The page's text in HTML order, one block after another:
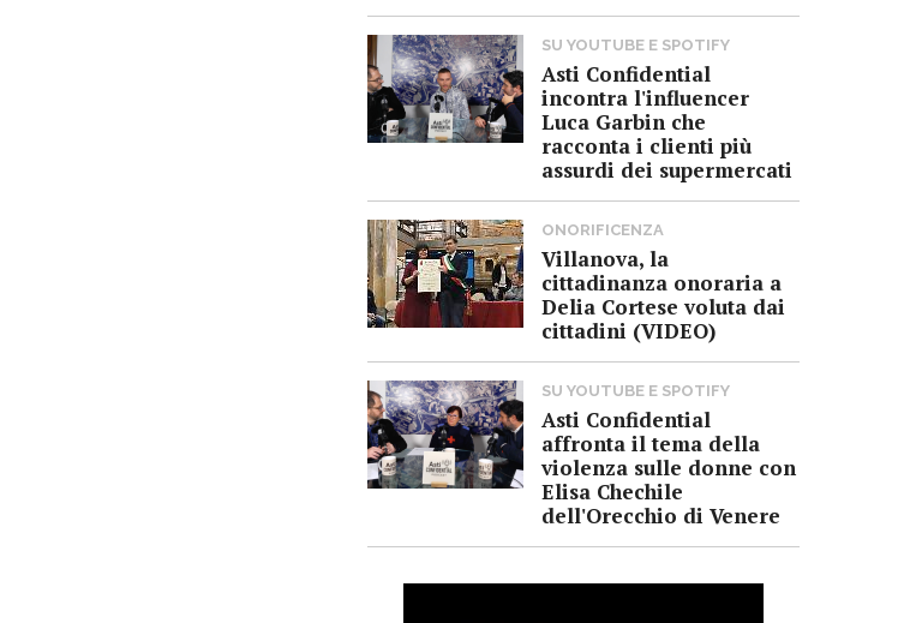
SU YOUTUBE E SPOTIFY
Asti Confidential
incontra l'influencer
Luca Garbin che
racconta i clienti più
assurdi dei supermercati
ONORIFICENZA
Villanova, la
cittadinanza onoraria a
Delia Cortese voluta dai
cittadini (VIDEO)
SU YOUTUBE E SPOTIFY
Asti Confidential
affronta il tema della
violenza sulle donne con
Elisa Chechile
dell'Orecchio di Venere